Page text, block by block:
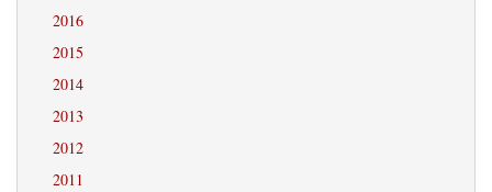
2016
2015
2014
2013
2012
2011